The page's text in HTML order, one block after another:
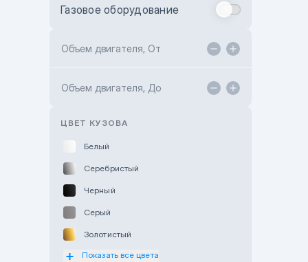
Toyota Kokshetau
Hyundai ShymCity
Газовое оборудование
Объем двигателя, От
Объем двигателя, До
ЦВЕТ КУЗОВА
Белый
Серебристый
Черный
Серый
Золотистый
Оранжевый
Показать все цвета